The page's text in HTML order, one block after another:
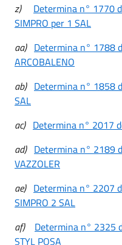
z)
Determina n° 1770
SIMPRO per 1 SAL
aa) Determina n° 1788
ARCOBALENO
ab) Determina n° 1858
SAL
ac) Determina n° 2017
ad) Determina n° 2189
VAZZOLER
ae) Determina n° 2207
SIMPRO 2 SAL
af)
Determina n° 2325
STYL POSA